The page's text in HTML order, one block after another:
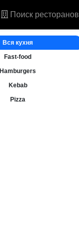
Поиск ресторанов
Вся кухня
Fast-food
Hamburgers
Kebab
Pizza